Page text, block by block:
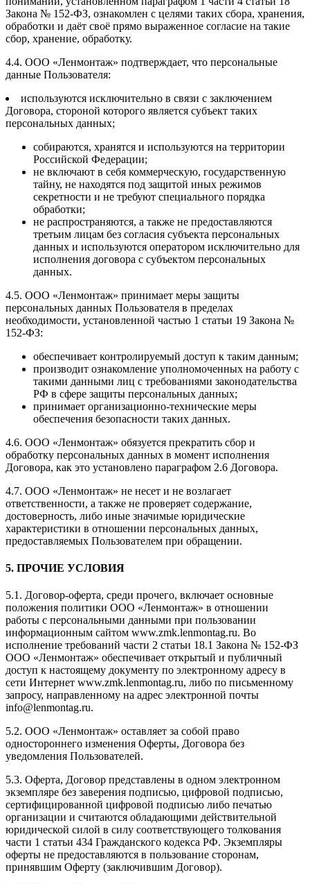
Закона № 152-ФЗ, ознакомлен с целями таких сбора, хранения,
обработки и даёт своё прямо выраженное согласие на такие
сбор, хранение, обработку.
4.4. ООО «Ленмонтаж» подтверждает, что персональные
данные Пользователя:
используются исключительно в связи с заключением
Договора, стороной которого является субъект таких
персональных данных;
собираются, хранятся и используются на территории
Российской Федерации;
не включают в себя коммерческую, государственную
тайну, не находятся под защитой иных режимов
секретности и не требуют специального порядка
обработки;
не распространяются, а также не предоставляются
третьим лицам без согласия субъекта персональных
данных и используются оператором исключительно для
исполнения договора с субъектом персональных
данных.
4.5. ООО «Ленмонтаж» принимает меры защиты
персональных данных Пользователя в пределах
необходимости, установленной частью 1 статьи 19 Закона №
152-ФЗ:
обеспечивает контролируемый доступ к таким данным;
производит ознакомление уполномоченных на работу с
такими данными лиц с требованиями законодательства
РФ в сфере защиты персональных данных;
принимает организационно-технические меры
обеспечения безопасности таких данных.
4.6. ООО «Ленмонтаж» обязуется прекратить сбор и
обработку персональных данных в момент исполнения
Договора, как это установлено параграфом 2.6 Договора.
4.7. ООО «Ленмонтаж» не несет и не возлагает
ответственности, а также не проверяет содержание,
достоверность, либо иные значимые юридические
характеристики в отношении персональных данных,
предоставляемых Пользователем при обращении.
5. ПРОЧИЕ УСЛОВИЯ
5.1. Договор-оферта, среди прочего, включает основные
положения политики ООО «Ленмонтаж» в отношении
работы с персональными данными при пользовании
информационным сайтом www.zmk.lenmontag.ru. Во
исполнение требований части 2 статьи 18.1 Закона № 152-ФЗ
ООО «Ленмонтаж» обеспечивает открытый и публичный
доступ к настоящему документу по электронному адресу в
сети Интернет www.zmk.lenmontag.ru, либо по письменному
запросу, направленному на адрес электронной почты
info@lenmontag.ru.
5.2. ООО «Ленмонтаж» оставляет за собой право
одностороннего изменения Оферты, Договора без
уведомления Пользователей.
5.3. Оферта, Договор представлены в одном электронном
экземпляре без заверения подписью, цифровой подписью,
сертифицированной цифровой подписью либо печатью
организации и считаются обладающими действительной
юридической силой в силу соответствующего толкования
части 1 статьи 434 Гражданского кодекса РФ. Экземпляры
оферты не предоставляются в пользование сторонам,
принявшим Оферту (заключившим Договор).